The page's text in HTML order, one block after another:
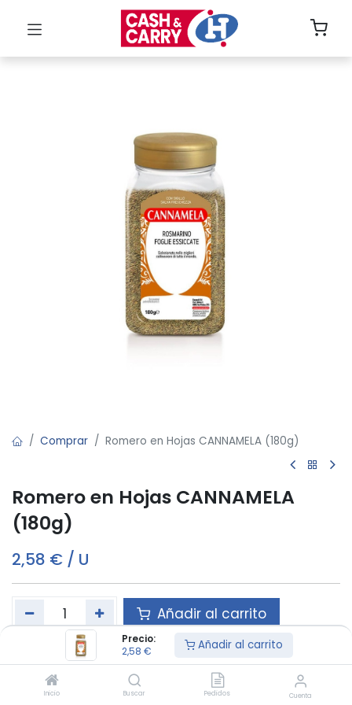
Precio:
2,58 € Añadir al carrito
Inicio Buscar Pedidos Cuenta
Comprar Romero en Hojas CANNAMELA (180g)
Romero en Hojas CANNAMELA
(180g)
2,58 € / U
Añadir al carrito
Este producto es vendido en ud.